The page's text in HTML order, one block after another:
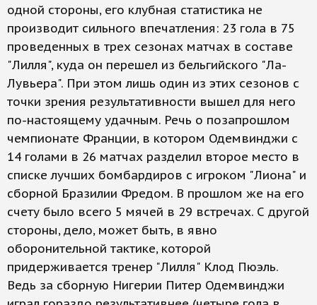
одной стороны, его клубная статистика не
производит сильного впечатления: 23 гола в 75
проведенных в трех сезонах матчах в составе
"Лилля", куда он перешел из бельгийского "Ла-
Лувьера". При этом лишь один из этих сезонов с
точки зрения результативности вышел для него
по-настоящему удачным. Речь о позапрошлом
чемпионате Франции, в котором Одемвинджи с
14 голами в 26 матчах разделил второе место в
списке лучших бомбардиров с игроком "Лиона" и
сборной Бразилии Фредом. В прошлом же на его
счету было всего 5 мячей в 29 встречах. С другой
стороны, дело, может быть, в явно
оборонительной тактике, которой
придерживается тренер "Лилля" Клод Пюэль.
Ведь за сборную Нигерии Питер Одемвинджи